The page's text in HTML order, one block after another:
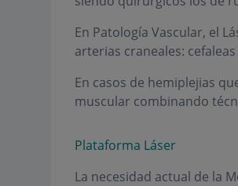
En Patología Vascular, el
arterias craneales:
En casos de hemiplejias
muscular combinando
Plataforma Láser
La necesidad actual de la